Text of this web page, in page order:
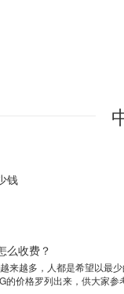
钱
么收费？
来越多，人都是希望以最
的价格罗列出来，供大家